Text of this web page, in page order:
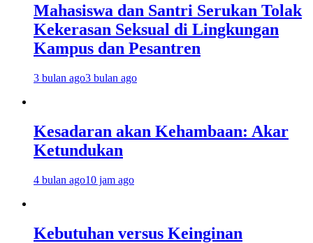
Mahasiswa dan Santri Serukan Tolak
Kekerasan Seksual di Lingkungan
Kampus dan Pesantren
3 bulan ago3 bulan ago
Kesadaran akan Kehambaan: Akar
Ketundukan
4 bulan ago10 jam ago
Kebutuhan versus Keinginan